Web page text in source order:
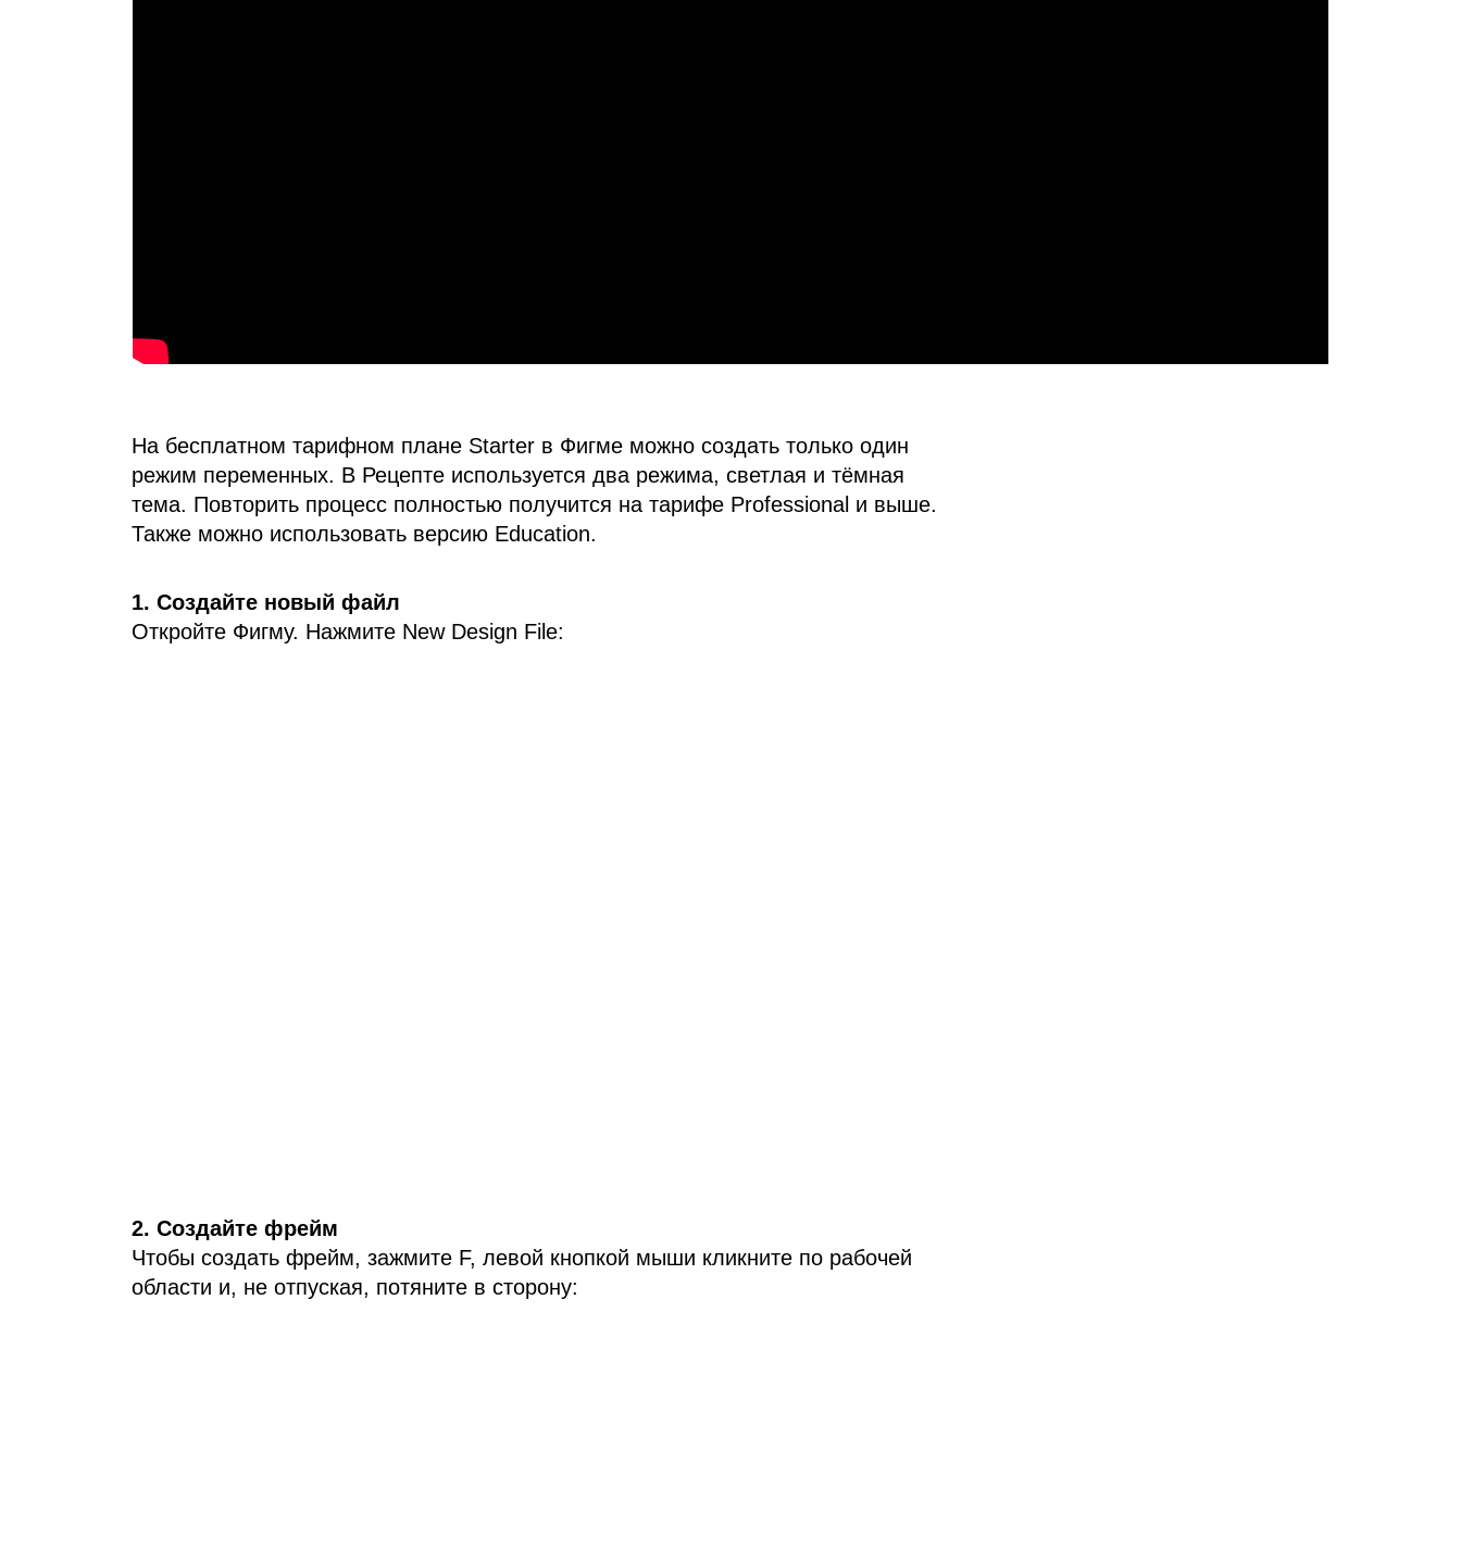
На бесплатном тарифном плане Starter в Фигме можно создать только один
режим переменных. В Рецепте используется два режима, светлая и тёмная
тема. Повторить процесс полностью получится на тарифе Professional и выше.
Также можно использовать версию Education.
1. Создайте новый файл
Откройте Фигму. Нажмите New Design File:
2. Создайте фрейм
Чтобы создать фрейм, зажмите F, левой кнопкой мыши кликните по рабочей
области и, не отпуская, потяните в сторону: